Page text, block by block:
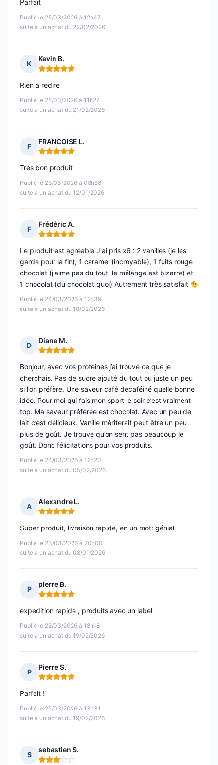
Publié le 25/03/2026 à 12h47
suite à un achat du 22/02/2026
Parfait
K
Kevin B.
Note : 5 sur 5
Publié le 25/03/2026 à 11h27
suite à un achat du 21/02/2026
Rien a redire
F
FRANCOISE L.
Note : 5 sur 5
Publié le 25/03/2026 à 08h58
suite à un achat du 12/01/2026
Très bon produit
F
Frédéric A.
Note : 5 sur 5
Publié le 24/03/2026 à 12h39
suite à un achat du 18/02/2026
Le produit est agréable J'ai pris x6 : 2 vanilles (je les
garde pour la fin), 1 caramel (incroyable), 1 fuits rouge
chocolat (j'aime pas du tout, le mélange est bizarre) et
1 chocolat (du chocolat quoi) Autrement très satisfait
D
Diane M.
Note : 5 sur 5
Publié le 24/03/2026 à 12h20
suite à un achat du 05/02/2026
Bonjour, avec vos protéines j’ai trouvé ce que je
cherchais. Pas de sucre ajouté du tout ou juste un peu
si l’on préfère. Une saveur café décaféiné quelle bonne
idée. Pour moi qui fais mon sport le soir c’est vraiment
top. Ma saveur préférée est chocolat. Avec un peu de
lait c’est délicieux. Vanille mériterait peut être un peu
plus de goût. Je trouve qu’on sent pas beaucoup le
goût. Donc félicitations pour vos produits.
A
Alexandre L.
Note : 5 sur 5
Publié le 23/03/2026 à 20h00
suite à un achat du 08/01/2026
Super produit, livraison rapide, en un mot: génial
P
pierre B.
Note : 5 sur 5
Publié le 22/03/2026 à 18h18
suite à un achat du 19/02/2026
expedition rapide , produits avec un label
P
Pierre S.
Note : 5 sur 5
Publié le 22/03/2026 à 13h31
suite à un achat du 19/02/2026
Parfait !
S
sebastien S.